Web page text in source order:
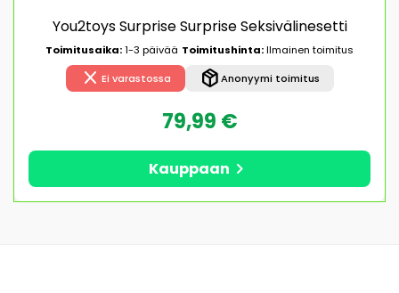
You2toys Surprise Surprise Seksivälinesetti
Toimitusaika:1-3 päivää Toimitushinta:Ilmainen toimitus
close Ei varastossa package_2Anonyymi toimitus
79,99 €
Kauppaan chevron_right